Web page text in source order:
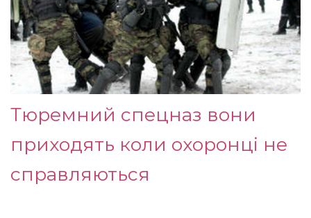
Тюремний спецназ вони
приходять коли охоронці не
справляються